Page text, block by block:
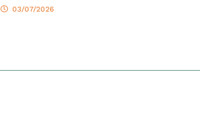
03/07/2026